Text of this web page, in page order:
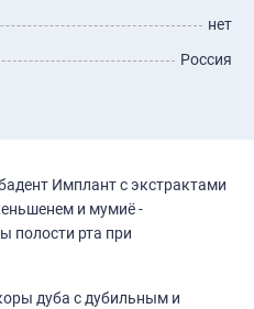
нет
Россия
Имплант с экстрактами
и мумиё -
полости рта при
дуба с дубильным и